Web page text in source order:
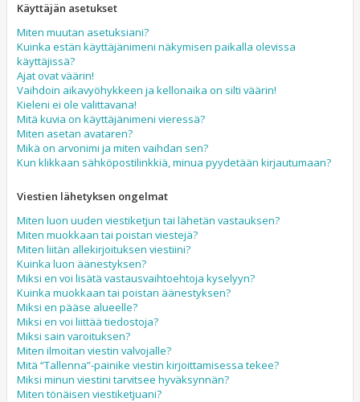
Käyttäjän asetukset
Miten muutan asetuksiani?
Kuinka estän käyttäjänimeni näkymisen paikalla olevissa
käyttäjissä?
Ajat ovat väärin!
Vaihdoin aikavyöhykkeen ja kellonaika on silti väärin!
Kieleni ei ole valittavana!
Mitä kuvia on käyttäjänimeni vieressä?
Miten asetan avataren?
Mikä on arvonimi ja miten vaihdan sen?
Kun klikkaan sähköpostilinkkiä, minua pyydetään kirjautumaan?
Viestien lähetyksen ongelmat
Miten luon uuden viestiketjun tai lähetän vastauksen?
Miten muokkaan tai poistan viestejä?
Miten liitän allekirjoituksen viestiini?
Kuinka luon äänestyksen?
Miksi en voi lisätä vastausvaihtoehtoja kyselyyn?
Kuinka muokkaan tai poistan äänestyksen?
Miksi en pääse alueelle?
Miksi en voi liittää tiedostoja?
Miksi sain varoituksen?
Miten ilmoitan viestin valvojalle?
Mitä “Tallenna”-painike viestin kirjoittamisessa tekee?
Miksi minun viestini tarvitsee hyväksynnän?
Miten tönäisen viestiketjuani?